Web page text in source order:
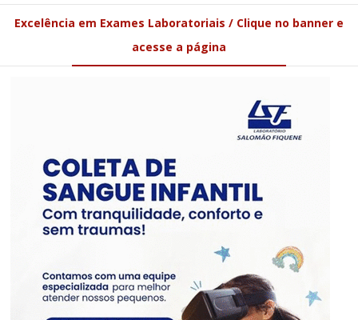
Excelência em Exames Laboratoriais / Clique no banner e
acesse a página